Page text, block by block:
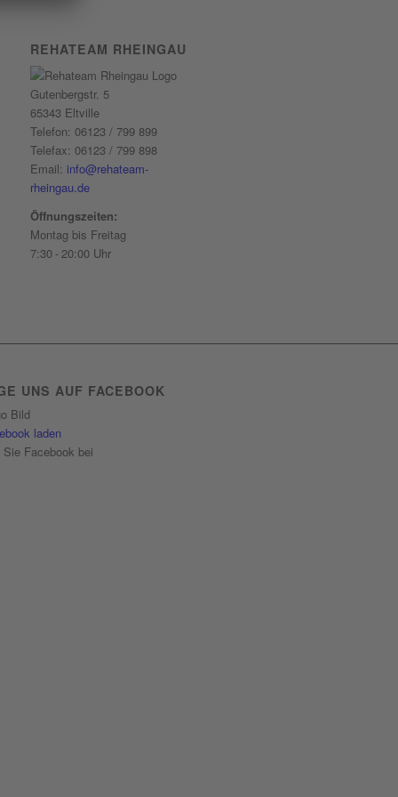
REHATEAM RHEINGAU
Gutenbergstr. 5
65343 Eltville
Telefon: 06123 / 799 899
Telefax: 06123 / 799 898
Email: info@rehateam-
rheingau.de
Öffnungszeiten:
Montag bis Freitag
7:30 - 20:00 Uhr
UNS AUF FACEBOOK
laden
Sie Facebook bei